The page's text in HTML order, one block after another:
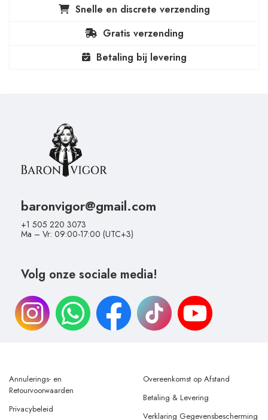
Wat Doet Bufalo Shot?
Betaling bij levering
baronvigor@gmail.com
Volg onze sociale media!